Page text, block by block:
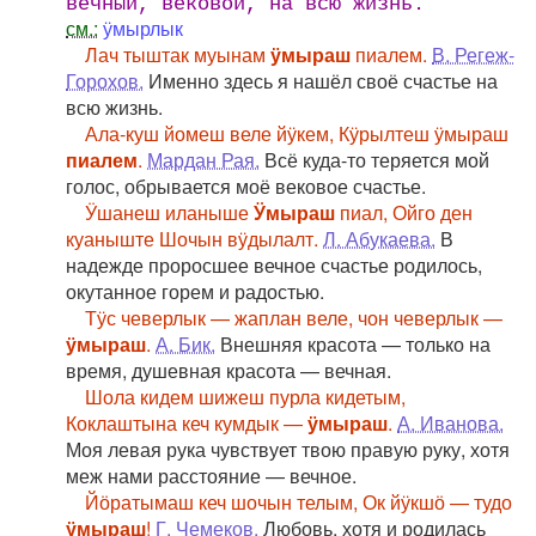
см.: ӱмырлык
Лач тыштак муынам ӱмыраш пиалем. В. Регеж-
Горохов. Именно здесь я нашёл своё счастье на
всю жизнь.
Ала-куш йомеш веле йӱкем, Кӱрылтеш ӱмыраш
пиалем. Мардан Рая. Всё куда-то теряется мой
голос, обрывается моё вековое счастье.
Ӱшанеш иланышеӰмыраш пиал, Ойго ден
куаныште Шочын вӱдылалт. Л. Абукаева. В
надежде проросшее вечное счастье родилось,
окутанное горем и радостью.
Тӱс чеверлык — жаплан веле, чон чеверлык —
ӱмыраш. А. Бик. Внешняя красота — только на
время, душевная красота — вечная.
Шола кидем шижеш пурла кидетым,
Коклаштына кеч кумдык —ӱмыраш. А. Иванова.
Моя левая рука чувствует твою правую руку, хотя
меж нами расстояние — вечное.
Йӧратымаш кеч шочын телым, Ок йӱкшӧ — тудо
ӱмыраш! Г. Чемеков. Любовь, хотя и родилась